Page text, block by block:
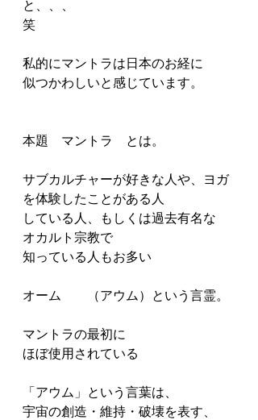
と、、、
笑
私的にマントラは日本のお経に
似つかわしいと感じています。
本題　マントラ　とは。
サブカルチャーが好きな人や、ヨガ
を体験したことがある人
している人、もしくは過去有名な
オカルト宗教で
知っている人もお多い
オーム　　（アウム）という言霊。
マントラの最初に
ほぼ使用されている
「アウム」という言葉は、
宇宙の創造・維持・破壊を表す、